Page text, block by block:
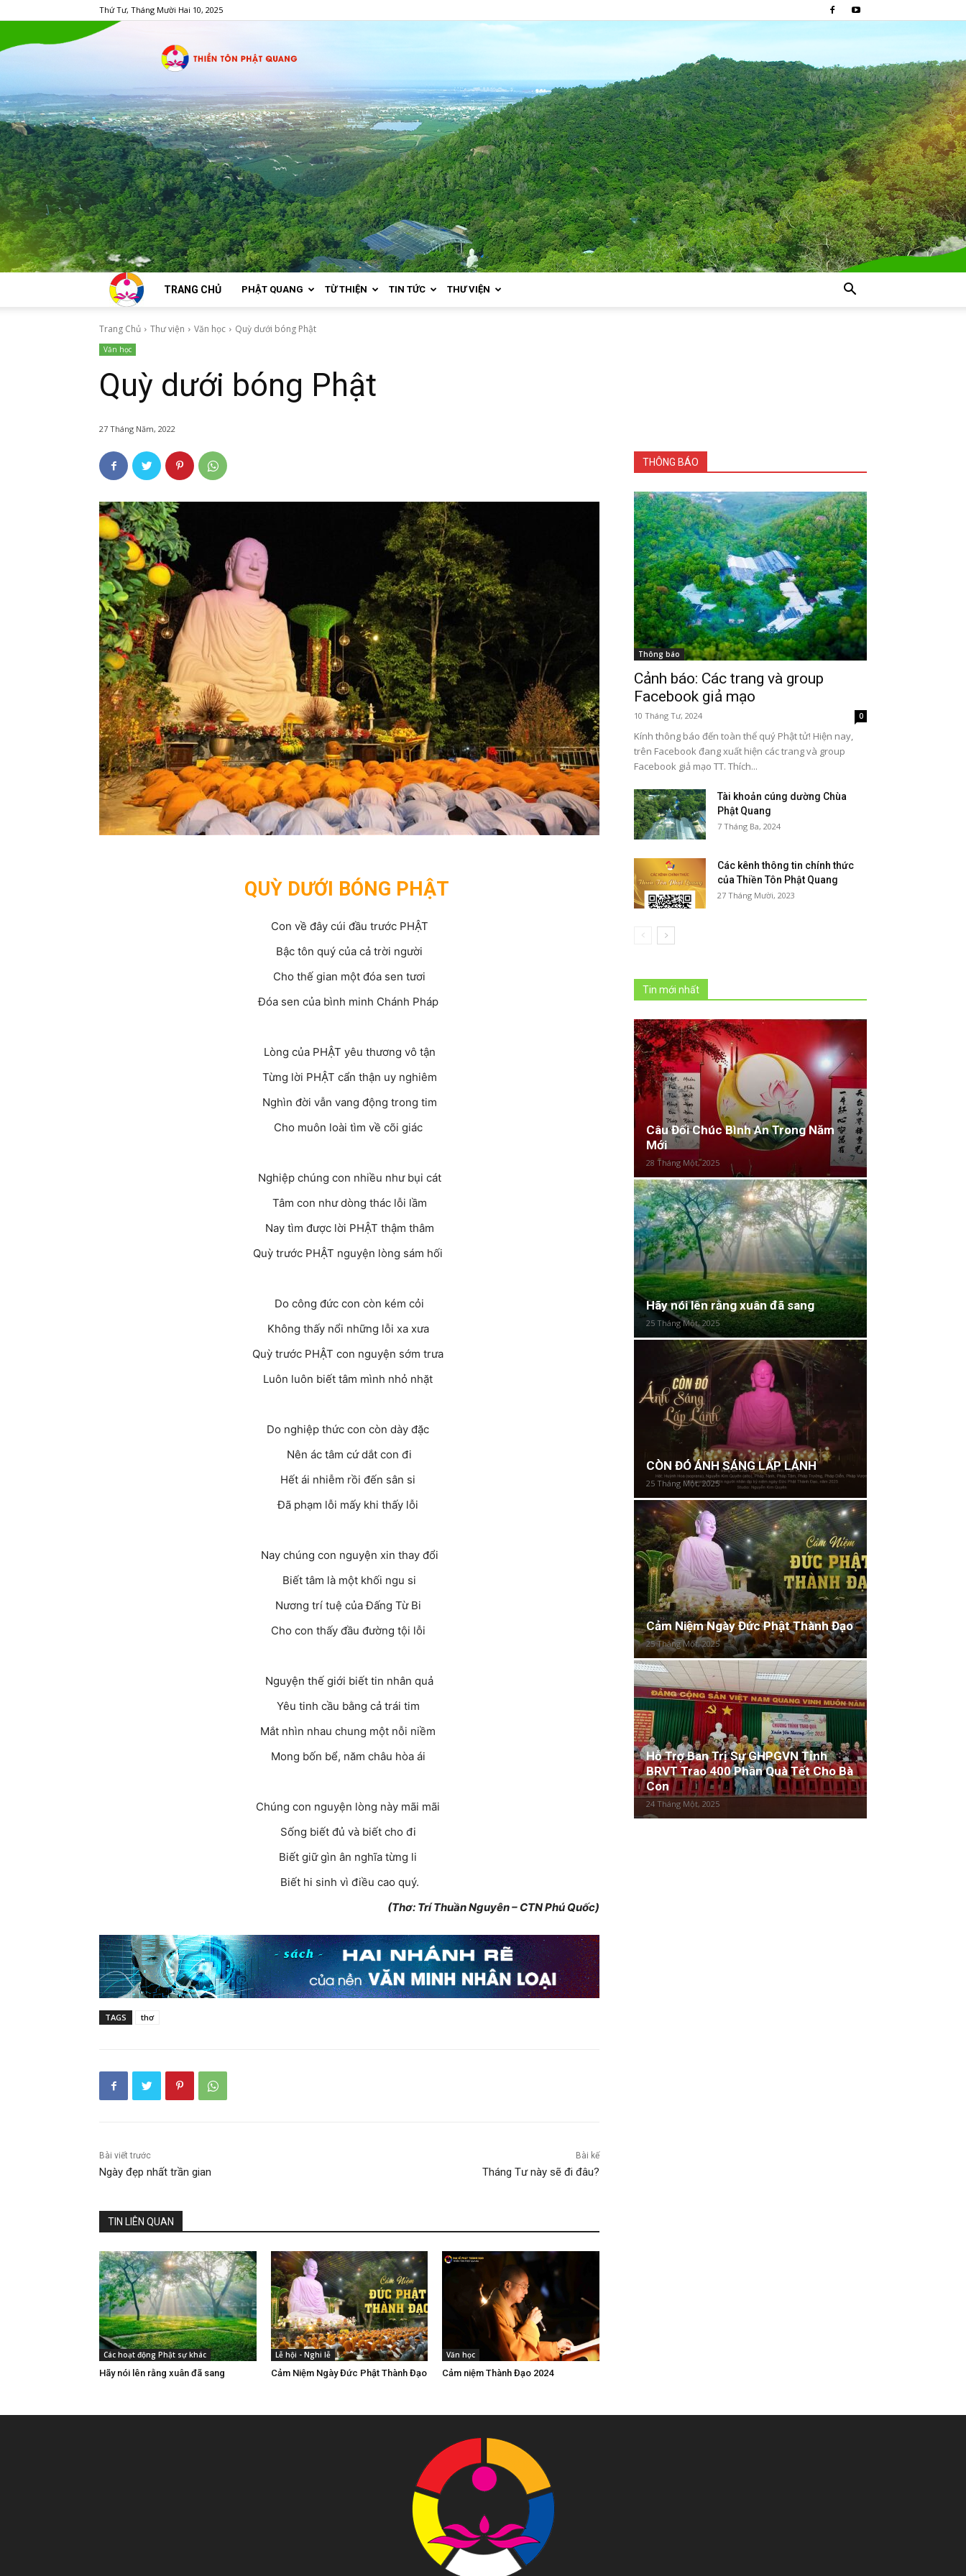
Thứ Tư, Tháng Mười Hai 10, 2025
Phật
Quang
TRANG CHỦ PHẬT QUANG TỪ THIỆN TIN TỨC THƯ VIỆN
Trang Chủ Thư viện Văn học Quỳ dưới bóng Phật
Văn học
Quỳ dưới bóng Phật
27 Tháng Năm, 2022
QUỲ DƯỚI BÓNG PHẬT
Con về đây cúi đầu trước PHẬT
Bậc tôn quý của cả trời người
Cho thế gian một đóa sen tươi
Đóa sen của bình minh Chánh Pháp
Lòng của PHẬT yêu thương vô tận
Từng lời PHẬT cẩn thận uy nghiêm
Nghìn đời vẫn vang động trong tim
Cho muôn loài tìm về cõi giác
Nghiệp chúng con nhiều như bụi cát
Tâm con như dòng thác lỗi lầm
Nay tìm được lời PHẬT thậm thâm
Quỳ trước PHẬT nguyện lòng sám hối
Do công đức con còn kém cỏi
Không thấy nổi những lỗi xa xưa
Quỳ trước PHẬT con nguyện sớm trưa
Luôn luôn biết tâm mình nhỏ nhặt
Do nghiệp thức con còn dày đặc
Nên ác tâm cứ dắt con đi
Hết ái nhiễm rồi đến sân si
Đã phạm lỗi mấy khi thấy lỗi
Nay chúng con nguyện xin thay đổi
Biết tâm là một khối ngu si
Nương trí tuệ của Đấng Từ Bi
Cho con thấy đầu đường tội lỗi
Nguyện thế giới biết tin nhân quả
Yêu tinh cầu bằng cả trái tim
Mắt nhìn nhau chung một nỗi niềm
Mong bốn bể, năm châu hòa ái
Chúng con nguyện lòng này mãi mãi
Sống biết đủ và biết cho đi
Biết giữ gìn ân nghĩa từng li
Biết hi sinh vì điều cao quý.
(Thơ: Trí Thuần Nguyên – CTN Phú Quốc)
TAGS thơ
Bài viết trước
Ngày đẹp nhất trần gian
Bài kế
Tháng Tư này sẽ đi đâu?
TIN LIÊN QUAN
Các hoạt động Phật sự khác
Hãy nói lên rằng xuân đã sang
Lễ hội - Nghi lễ
Cảm Niệm Ngày Đức Phật Thành Đạo
Văn học
Cảm niệm Thành Đạo 2024
THÔNG BÁO
Thông báo
Cảnh báo: Các trang và group
Facebook giả mạo
10 Tháng Tư, 2024 0
Kính thông báo đến toàn thể quý Phật tử! Hiện nay,
trên Facebook đang xuất hiện các trang và group
Facebook giả mạo TT. Thích...
Tài khoản cúng dường Chùa
Phật Quang
7 Tháng Ba, 2024
Các kênh thông tin chính thức
của Thiền Tôn Phật Quang
27 Tháng Mười, 2023
Tin mới nhất
Câu Đối Chúc Bình An Trong Năm
Mới
28 Tháng Một, 2025
Hãy nói lên rằng xuân đã sang
25 Tháng Một, 2025
CÒN ĐÓ ÁNH SÁNG LẤP LÁNH
25 Tháng Một, 2025
Cảm Niệm Ngày Đức Phật Thành Đạo
25 Tháng Một, 2025
Hỗ Trợ Ban Trị Sự GHPGVN Tỉnh
BRVT Trao 400 Phần Quà Tết Cho Bà
Con
24 Tháng Một, 2025